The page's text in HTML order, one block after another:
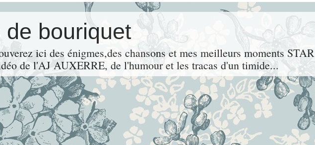
de bouriquet
ici des énigmes,des chansons et mes meilleurs moments STAR
de l'AJ AUXERRE, de l'humour et les tracas d'un timide...